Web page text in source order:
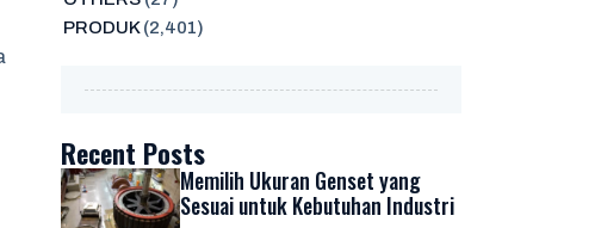
PRODUK(2,401)
Recent Posts
Memilih Ukuran Genset yang
Sesuai untuk Kebutuhan Industri